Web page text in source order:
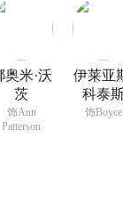
秘诡异的事物所侵
，艾藤森夫妇渐渐
，而这个平凡的四
目标……
奥米·沃
茨
饰Ann
Patterson
伊莱亚
科泰
饰Boyce